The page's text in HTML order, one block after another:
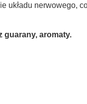
nerwowego,
guarany, aromaty.